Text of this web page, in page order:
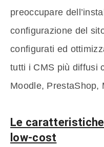
preoccupare
configurazione del
configurati ed
tutti i CMS più diffusi
Moodle, PrestaShop,
Le
low-cost